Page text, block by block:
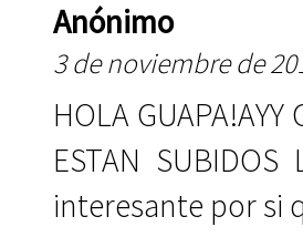
Anónimo
3 de noviembre de
HOLA GUAPA!AYY
ESTAN
interesante por si